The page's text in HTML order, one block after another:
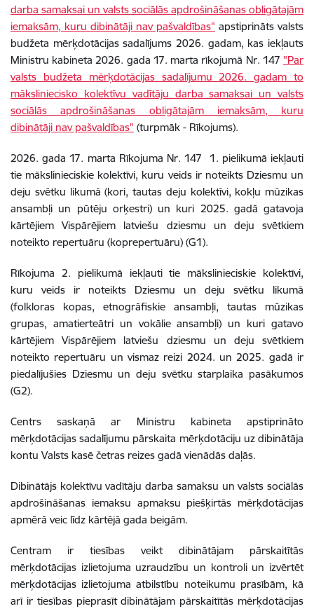
darba samaksai un valsts sociālās apdrošināšanas obligātajām
iemaksām, kuru dibinātāji nav pašvaldības" apstiprināts valsts
budžeta mērķdotācijas sadalījums 2026. gadam, kas iekļauts
Ministru kabineta 2026. gada 17. marta rīkojumā Nr. 147 "Par
valsts budžeta mērķdotācijas sadalījumu 2026. gadam to
māksliniecisko kolektīvu vadītāju darba samaksai un valsts
sociālās apdrošināšanas obligātajām iemaksām, kuru
dibinātāji nav pašvaldības" (turpmāk - Rīkojums).
2026. gada 17. marta Rīkojuma Nr. 147 1. pielikumā iekļauti
tie mākslinieciskie kolektīvi, kuru veids ir noteikts Dziesmu un
deju svētku likumā (kori, tautas deju kolektīvi, kokļu mūzikas
ansambļi un pūtēju orķestri) un kuri 2025. gadā gatavoja
kārtējiem Vispārējiem latviešu dziesmu un deju svētkiem
noteikto repertuāru (koprepertuāru) (G1).
Rīkojuma 2. pielikumā iekļauti tie mākslinieciskie kolektīvi,
kuru veids ir noteikts Dziesmu un deju svētku likumā
(folkloras kopas, etnogrāfiskie ansambļi, tautas mūzikas
grupas, amatierteātri un vokālie ansambļi) un kuri gatavo
kārtējiem Vispārējiem latviešu dziesmu un deju svētkiem
noteikto repertuāru un vismaz reizi 2024. un 2025. gadā ir
piedalījušies Dziesmu un deju svētku starplaika pasākumos
(G2).
Centrs saskaņā ar Ministru kabineta apstiprināto
mērķdotācijas sadalījumu pārskaita mērķdotāciju uz dibinātāja
kontu Valsts kasē četras reizes gadā vienādās daļās.
Dibinātājs kolektīvu vadītāju darba samaksu un valsts sociālās
apdrošināšanas iemaksu apmaksu piešķirtās mērķdotācijas
apmērā veic līdz kārtējā gada beigām.
Centram ir tiesības veikt dibinātājam pārskaitītās
mērķdotācijas izlietojuma uzraudzību un kontroli un izvērtēt
mērķdotācijas izlietojuma atbilstību noteikumu prasībām, kā
arī ir tiesības pieprasīt dibinātājam pārskaitītās mērķdotācijas